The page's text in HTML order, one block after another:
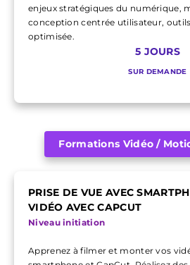
enjeux stratégiques du numérique,
conception centrée utilisateur,
optimisée.
5 JOURS
SUR DEMANDE
Formations Vidéo /
PRISE DE VUE AVEC
VIDÉO AVEC CAPCUT
Niveau initiation
Apprenez à filmer et monter vos